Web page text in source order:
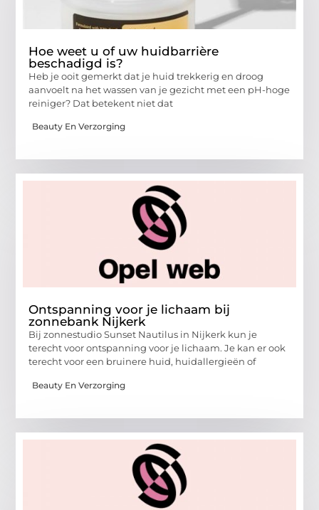
Hoe weet u of uw huidbarrière
beschadigd is?
Heb je ooit gemerkt dat je huid trekkerig en droog
aanvoelt na het wassen van je gezicht met een pH-hoge
reiniger? Dat betekent niet dat
Beauty En Verzorging
Ontspanning voor je lichaam bij
zonnebank Nijkerk
Bij zonnestudio Sunset Nautilus in Nijkerk kun je
terecht voor ontspanning voor je lichaam. Je kan er ook
terecht voor een bruinere huid, huidallergieën of
Beauty En Verzorging